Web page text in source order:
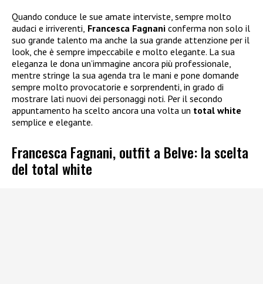
Quando conduce le sue amate interviste, sempre molto
audaci e irriverenti, Francesca Fagnani conferma non solo il
suo grande talento ma anche la sua grande attenzione per il
look, che è sempre impeccabile e molto elegante. La sua
eleganza le dona un’immagine ancora più professionale,
mentre stringe la sua agenda tra le mani e pone domande
sempre molto provocatorie e sorprendenti, in grado di
mostrare lati nuovi dei personaggi noti. Per il secondo
appuntamento ha scelto ancora una volta un total white
semplice e elegante.
Francesca Fagnani, outfit a Belve: la scelta
del total white